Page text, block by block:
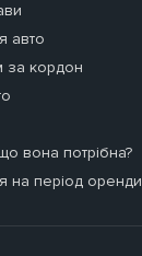
авто
за кордон
вона потрібна?
на період оренди